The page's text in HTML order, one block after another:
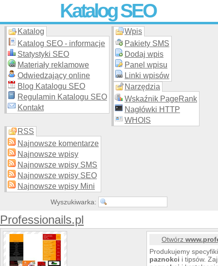
Katalog SEO
Skuteczna i promocja stron WWW –
moderowanego katalogu za darmo!
Katalog
Katalog SEO - informacje
Statystyki SEO
Materiały reklamowe
Odwiedzający online
Blog Katalogu SEO
Regulamin Katalogu SEO
Kontakt
Wpis
Pakiety SMS
Dodaj wpis
Panel wpisu
Linki wpisów
Narzędzia
Wskaźnik PageRank
Nagłówki HTTP
WHOIS
RSS
Najnowsze komentarze
Najnowsze wpisy
Najnowsze wpisy SMS
Najnowsze wpisy SEO
Najnowsze wpisy Mini
Wyszukiwarka:
Professionails.pl
Otwórz
Produkujemy
paznokci i tipsów.